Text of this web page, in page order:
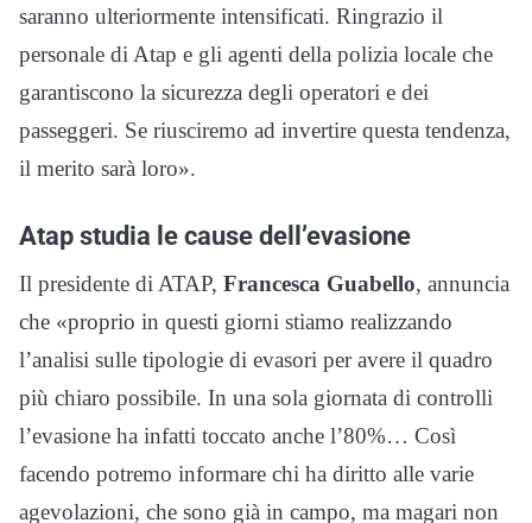
saranno ulteriormente intensificati. Ringrazio il
personale di Atap e gli agenti della polizia locale che
garantiscono la sicurezza degli operatori e dei
passeggeri. Se riusciremo ad invertire questa tendenza,
il merito sarà loro».
Atap studia le cause dell’evasione
Il presidente di ATAP, Francesca Guabello, annuncia
che «proprio in questi giorni stiamo realizzando
l’analisi sulle tipologie di evasori per avere il quadro
più chiaro possibile. In una sola giornata di controlli
l’evasione ha infatti toccato anche l’80%… Così
facendo potremo informare chi ha diritto alle varie
agevolazioni, che sono già in campo, ma magari non